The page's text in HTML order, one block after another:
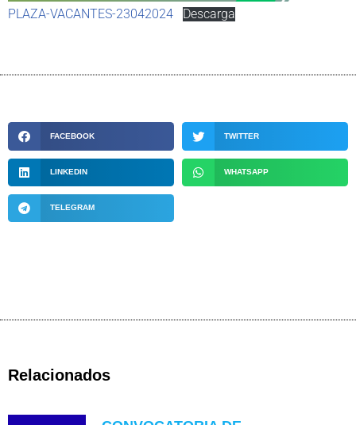
PLAZA-VACANTES-23042024 Descarga
FACEBOOK TWITTER
LINKEDIN WHATSAPP
TELEGRAM
Relacionados